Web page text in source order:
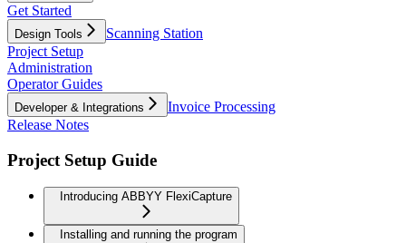
Get Started
Design Tools
Scanning Station
Project Setup
Administration
Operator Guides
Developer & Integrations
Invoice Processing
Release Notes
Project Setup Guide
Introducing ABBYY FlexiCapture
Installing and running the program